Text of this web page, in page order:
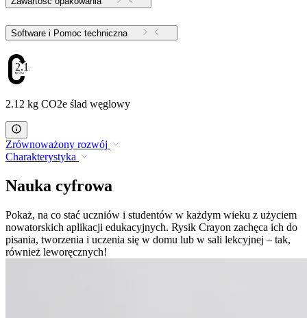
Software i Pomoc techniczna
2.12
2.12 kg CO2e ślad węglowy
Zrównoważony rozwój
Charakterystyka
Nauka cyfrowa
Pokaż, na co stać uczniów i studentów w każdym wieku z użyciem
nowatorskich aplikacji edukacyjnych. Rysik Crayon zachęca ich do
pisania, tworzenia i uczenia się w domu lub w sali lekcyjnej – tak,
również leworęcznych!